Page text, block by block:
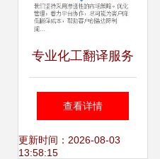
专业化工翻译服务
的核心价值与北京
华美信联翻译的优
查看详情
更新时间：2026-08-03
13:58:15